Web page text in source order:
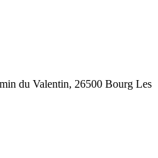
du Valentin, 26500 Bourg Les